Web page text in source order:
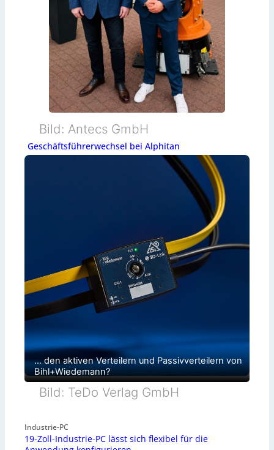
Bild: Antecs GmbH
Geschäftsführerwechsel bei Alphitan
… den aktiven Verteilern und Passivverteilern von
Bihl+Wiedemann?
Bild: TeDo Verlag GmbH
Industrie-PC
19-Zoll-Industrie-PC lässt sich flexibel für die